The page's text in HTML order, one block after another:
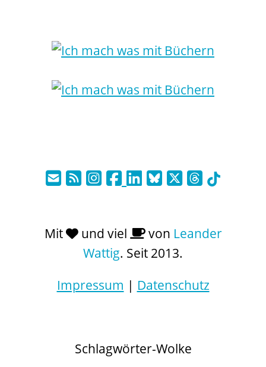
Mit und viel von Leander
Wattig. Seit 2013.
Impressum | Datenschutz
Schlagwörter-Wolke